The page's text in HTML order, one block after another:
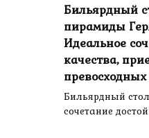
Бильярдный
пирамиды
Идеальное
качества,
Бильярдный
сочетание